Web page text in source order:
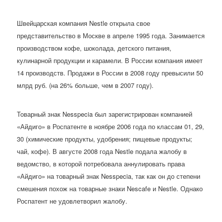
Швейцарская компания Nestle открыла свое
представительство в Москве в апреле 1995 года. Занимается
производством кофе, шоколада, детского питания,
кулинарной продукции и карамели. В России компания имеет
14 производств. Продажи в России в 2008 году превысили 50
млрд руб. (на 26% больше, чем в 2007 году).
Товарный знак Nesspecia был зарегистрирован компанией
«Айдиго» в Роспатенте в ноябре 2006 года по классам 01, 29,
30 (химические продукты, удобрения; пищевые продукты;
чай, кофе). В августе 2008 года Nestle подала жалобу в
ведомство, в которой потребовала аннулировать права
«Айдиго» на товарный знак Nesspecia, так как он до степени
смешения похож на товарные знаки Nescafe и Nestle. Однако
Роспатент не удовлетворил жалобу.